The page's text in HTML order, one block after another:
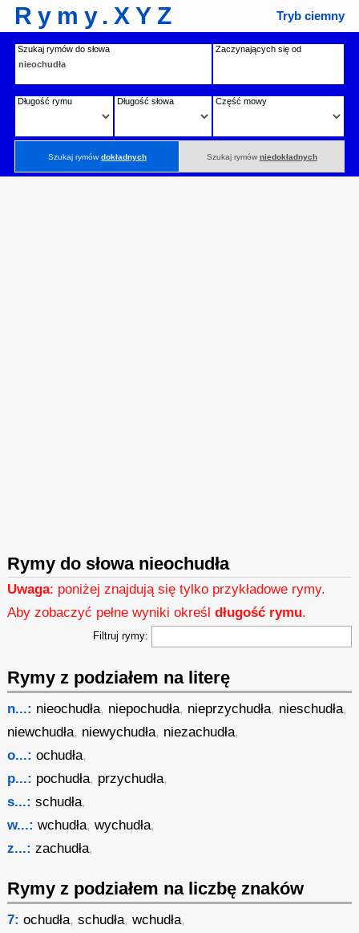
Rymy.XYZ Tryb ciemny
Szukaj rymów do słowa Zaczynających się od
Długość rymu Długość słowa Część mowy
Szukaj rymówdokładnych Szukaj rymów niedokładnych
Rymy do słowa nieochudła
Uwaga: poniżej znajdują się tylko przykładowe rymy.
Aby zobaczyć pełne wyniki określdługość rymu.
Filtruj rymy:
Rymy z podziałem na literę
n...: nieochudła, niepochudła, nieprzychudła, nieschudła,
niewchudła, niewychudła, niezachudła,
o...: ochudła,
p...: pochudła, przychudła,
s...: schudła,
w...: wchudła,wychudła,
z...: zachudła,
Rymy z podziałem na liczbę znaków
7: ochudła,schudła,wchudła,